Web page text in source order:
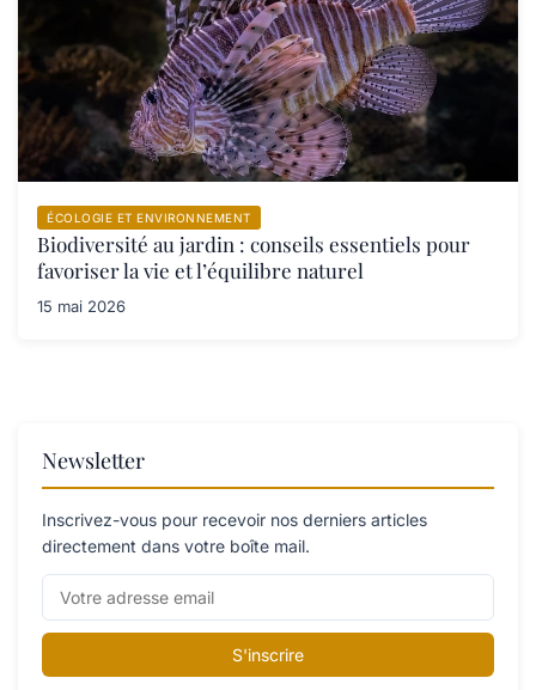
ÉCOLOGIE ET ENVIRONNEMENT
Biodiversité au jardin : conseils essentiels pour
favoriser la vie et l’équilibre naturel
15 mai 2026
Newsletter
Inscrivez-vous pour recevoir nos derniers articles
directement dans votre boîte mail.
S'inscrire